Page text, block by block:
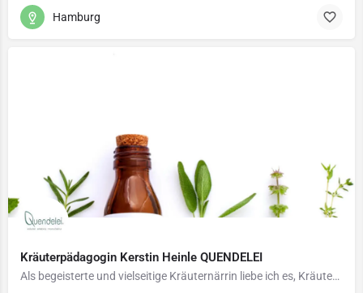
Hamburg
Kräuterpädagogin Kerstin Heinle QUENDELEI
Als begeisterte und vielseitige Kräuternärrin liebe ich es, Kräuter in all Ihren Facetten zu nutzen und altes…